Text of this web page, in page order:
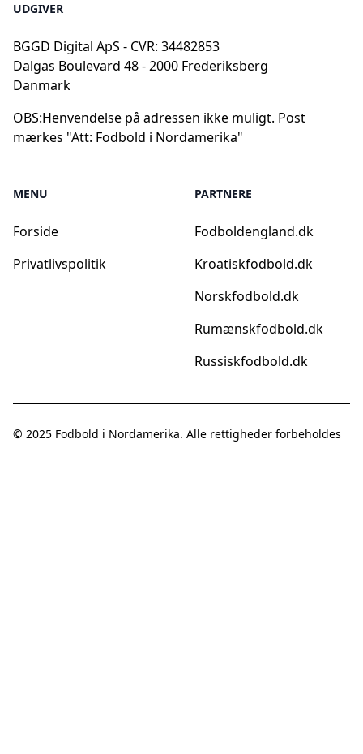
UDGIVER
BGGD Digital ApS - CVR: 34482853
Dalgas Boulevard 48 - 2000 Frederiksberg
Danmark
OBS:Henvendelse på adressen ikke muligt. Post
mærkes "Att: Fodbold i Nordamerika"
MENU
Forside
Privatlivspolitik
PARTNERE
Fodboldengland.dk
Kroatiskfodbold.dk
Norskfodbold.dk
Rumænskfodbold.dk
Russiskfodbold.dk
© 2025 Fodbold i Nordamerika. Alle rettigheder forbeholdes